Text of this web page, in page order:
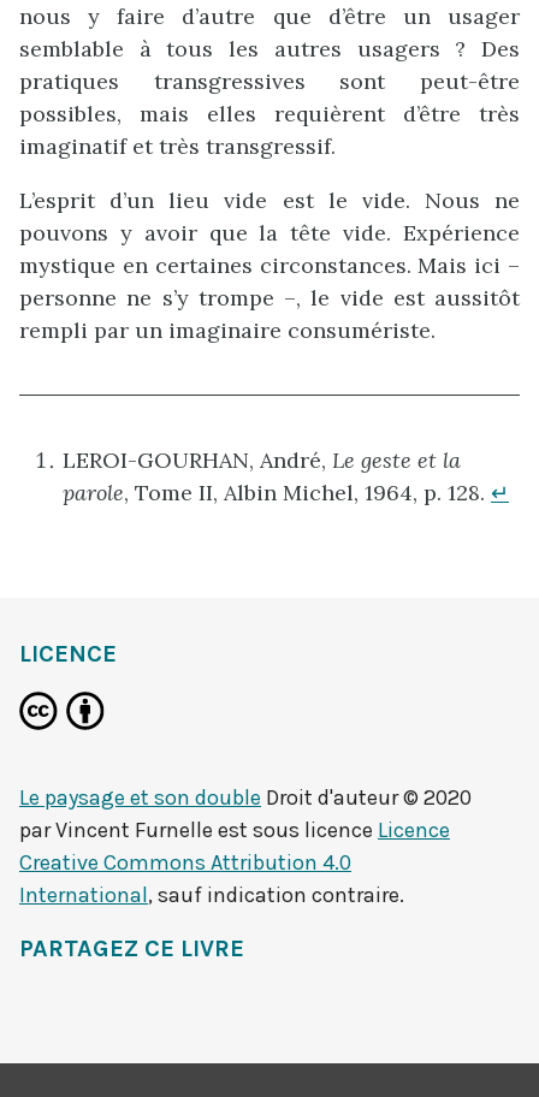
nous y faire d’autre que d’être un usager
semblable à tous les autres usagers ? Des
pratiques transgressives sont peut-être
possibles, mais elles requièrent d’être très
imaginatif et très transgressif.
L’esprit d’un lieu vide est le vide. Nous ne
pouvons y avoir que la tête vide. Expérience
mystique en certaines circonstances. Mais ici –
personne ne s’y trompe –, le vide est aussitôt
rempli par un imaginaire consumériste.
LEROI-GOURHAN, André, Le geste et la
parole, Tome II, Albin Michel, 1964, p. 128. ↵
LICENCE
Le paysage et son double Droit d'auteur © 2020
parVincent Furnelle est sous licence Licence
Creative Commons Attribution 4.0
International, sauf indication contraire.
PARTAGEZ CE LIVRE